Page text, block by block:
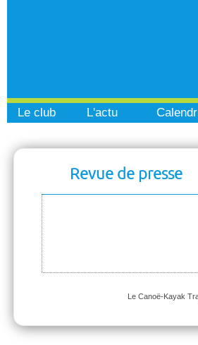
Le club L'actu
Revue de presse
Le Canoë-Kayak